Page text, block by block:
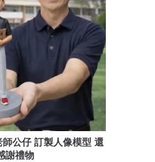
公仔 訂製人像模型 還
謝禮物